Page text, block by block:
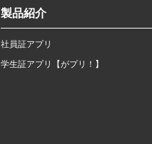
製品紹介
社員証アプリ
学生証アプリ【がプリ！】